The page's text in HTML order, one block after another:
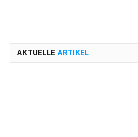
AKTUELLE ARTIKEL